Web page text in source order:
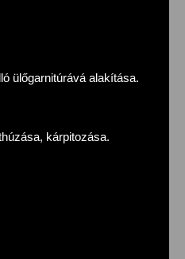
ülőgarnitúrává alakítása.
kárpitozása.